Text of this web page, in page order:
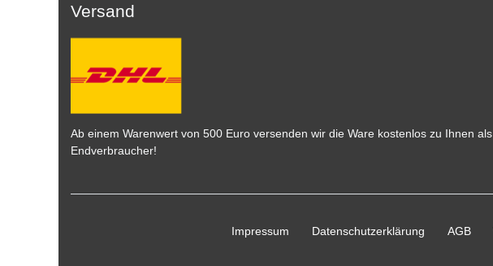
Versand
Ab einem Warenwert von 500 Euro versenden wir die Ware kostenlos zu Ihnen als
Endverbraucher!
Impressum Daten­schutz­erklärung AGB